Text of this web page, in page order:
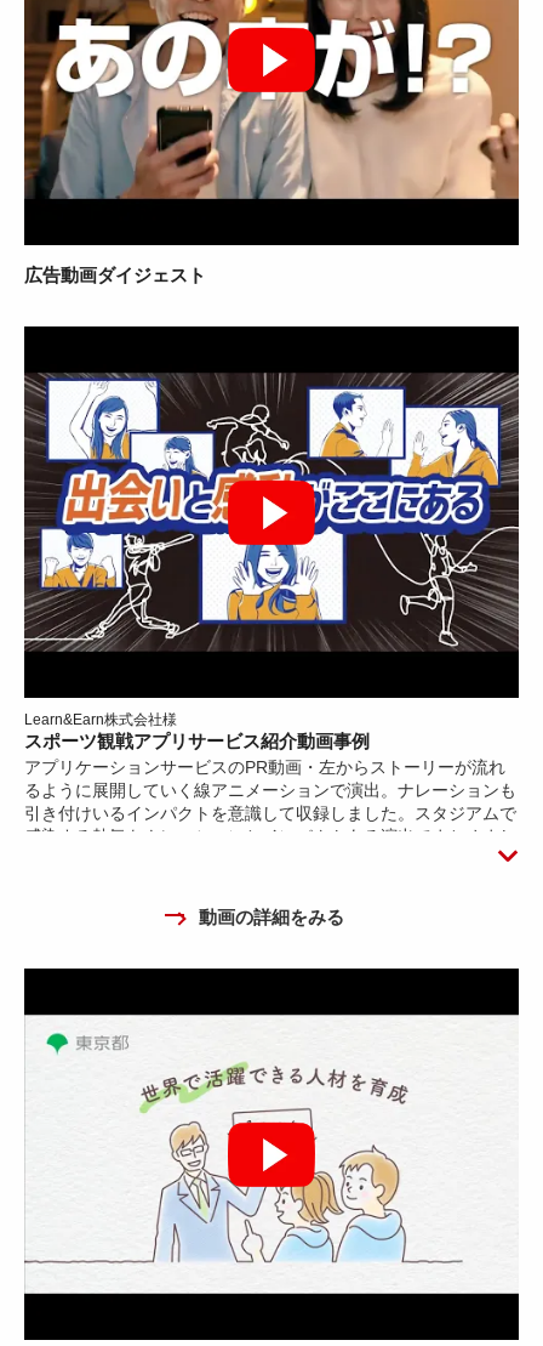
広告動画ダイジェスト
Learn&Earn株式会社様
スポーツ観戦アプリサービス紹介動画事例
アプリケーションサービスのPR動画・左からストーリーが流れ
るように展開していく線アニメーションで演出。ナレーションも
引き付けいるインパクトを意識して収録しました。スタジアムで
感染する熱気をナレーションとインパクトある演出でまとめまし
動画の詳細をみる